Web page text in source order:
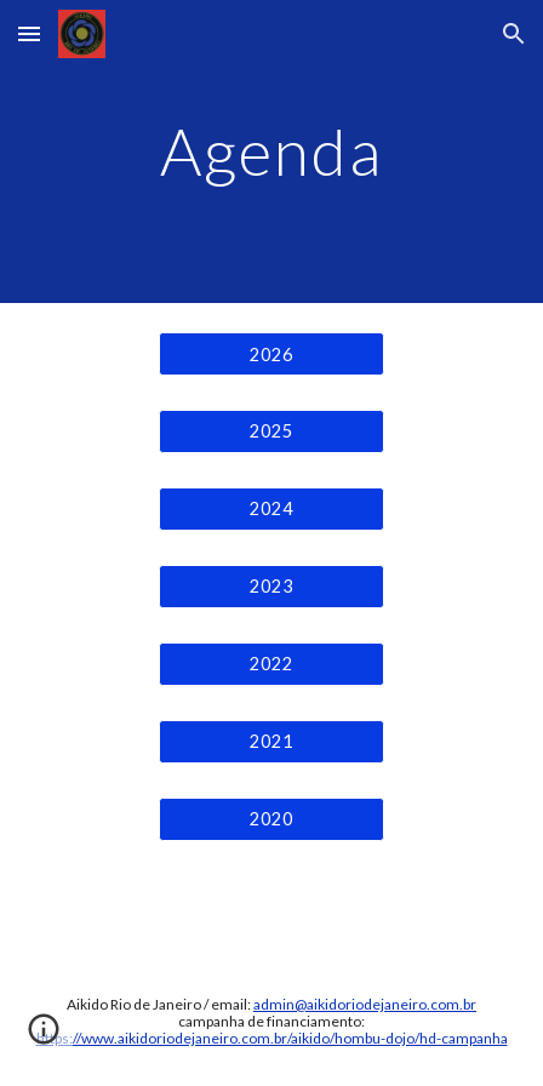
Skip to main content Skip to navigation
Agenda
2026
2025
2024
2023
2022
2021
2020
Aikido Rio de Janeiro / email:admin@aikidoriodejaneiro.com.br
campanha de financiamento:
https://www.aikidoriodejaneiro.com.br/aikido/hombu-dojo/hd-campanha